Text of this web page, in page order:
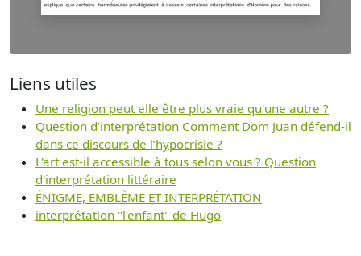
Liens utiles
Une religion peut elle être plus vraie qu'une autre ?
Question d’interprétation Comment Dom Juan défend-il
dans ce discours de l’hypocrisie ?
L'art est-il accessible à tous selon vous ? Question
d'interprétation littéraire
ÉNIGME, EMBLÈME ET INTERPRÉTATION
interprétation "l'enfant" de Hugo